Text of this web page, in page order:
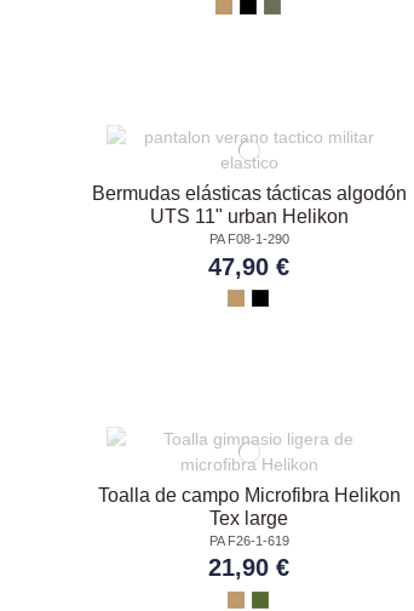
Bermudas elásticas tácticas algodón
UTS 11" urban Helikon
PA F08-1-290
47,90 €
Toalla de campo Microfibra Helikon
Tex large
PA F26-1-619
21,90 €